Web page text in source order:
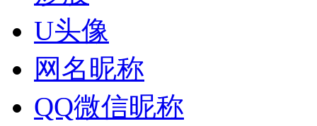
U头像
网名昵称
QQ微信昵称